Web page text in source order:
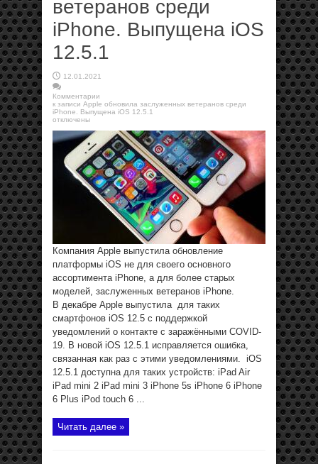
ветеранов среди
iPhone. Выпущена iOS
12.5.1
12.01.2021
Комментарии
к записи Apple обновила заслуженных ветеранов среди
iPhone. Выпущена iOS 12.5.1
отключены
Компания Apple выпустила обновление
платформы iOS не для своего основного
ассортимента iPhone, а для более старых
моделей, заслуженных ветеранов iPhone.
В декабре Apple выпустила для таких
смартфонов iOS 12.5 с поддержкой
уведомлений о контакте с заражёнными COVID-
19. В новой iOS 12.5.1 исправляется ошибка,
связанная как раз с этими уведомлениями. iOS
12.5.1 доступна для таких устройств: iPad Air
iPad mini 2 iPad mini 3 iPhone 5s iPhone 6 iPhone
6 Plus iPod touch 6 ...
Читать далее »